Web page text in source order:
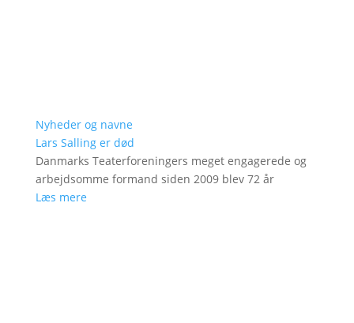
Nyheder og navne
Lars Salling er død
Danmarks Teaterforeningers meget engagerede og
arbejdsomme formand siden 2009 blev 72 år
Læs mere